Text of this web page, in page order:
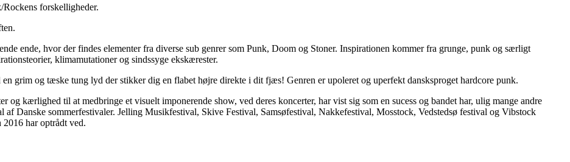
Rockens forskelligheder.
ende, hvor der findes elementer fra diverse sub genrer som Punk, Doom og Stoner. Inspirationen kommer fra grunge, punk og særligt
klimamutationer og sindssyge ekskærester.
grim og tæske tung lyd der stikker dig en flabet højre direkte i dit fjæs! Genren er upoleret og uperfekt dansksproget hardcore punk.
kærlighed til at medbringe et visuelt imponerende show, ved deres koncerter, har vist sig som en sucess og bandet har, ulig mange andre
Danske sommerfestivaler. Jelling Musikfestival, Skive Festival, Samsøfestival, Nakkefestival, Mosstock, Vedstedsø festival og Vibstock
har optrådt ved.